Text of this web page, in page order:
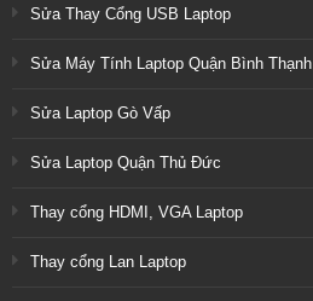
Sửa Thay Cổng USB Laptop
Sửa Máy Tính Laptop Quận Bình Thạnh
Sửa Laptop Gò Vấp
Sửa Laptop Quận Thủ Đức
Thay cổng HDMI, VGA Laptop
Thay cổng Lan Laptop